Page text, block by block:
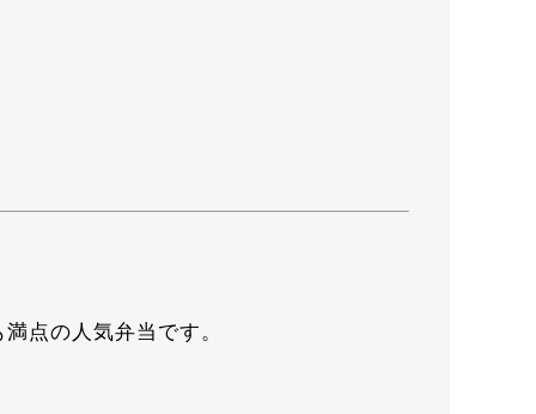
点の人気弁当です。